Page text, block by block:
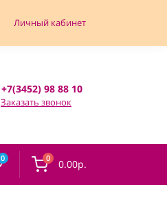
Личный кабинет
+7(3452) 98 88 10
Заказать звонок
0 0 0.00р.